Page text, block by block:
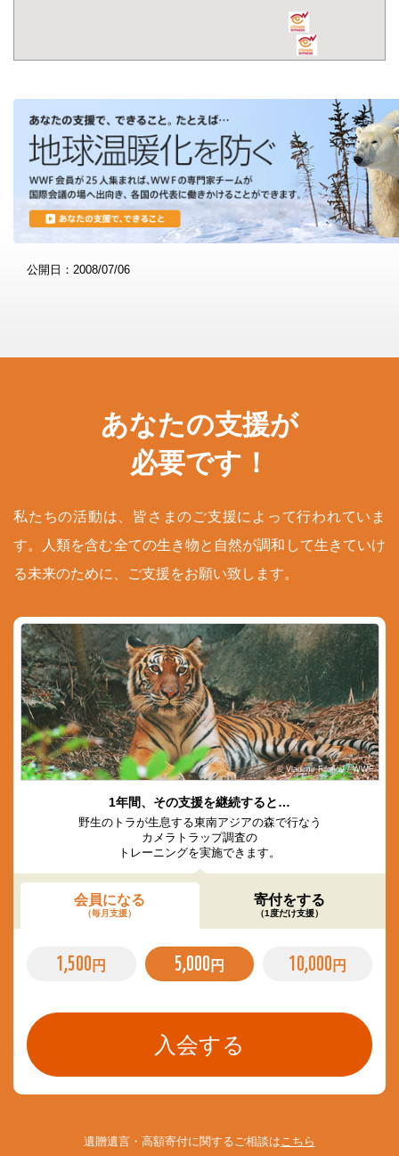
公開日：2008/07/06
あなたの支援が
必要です！
私たちの活動は、皆さまのご支援によって行われていま
す。人類を含む全ての生き物と自然が調和して生きていけ
る未来のために、ご支援をお願い致します。
© Vladimir Filonov / WWF
1年間、その支援を継続すると…
野生のトラが生息する東南アジアの森で行なう
カメラトラップ調査の
トレーニングを実施できます。
会員になる
（毎月支援）
寄付をする
（1度だけ支援）
1,500 円 5,000 円 10,000 円
遺贈遺言・高額寄付に関するご相談はこちら